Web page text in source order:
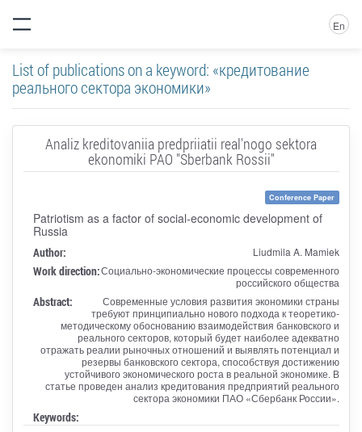
En
List of publications on a keyword: «кредитование
реального сектора экономики»
Analiz kreditovaniia predpriiatii real'nogo sektora
ekonomiki PAO "Sberbank Rossii"
Conference Paper
Patriotism as a factor of social-economic development of
Russia
Author: Liudmila A. Mamiek
Work direction:Социально-экономические процессы современного
российского общества
Abstract:
Современные условия развития экономики страны
требуют принципиально нового подхода к теоретико-
методическому обоснованию взаимодействия банковского и
реального секторов, который будет наиболее адекватно
отражать реалии рыночных отношений и выявлять потенциал и
резервы банковского сектора, способствуя достижению
устойчивого экономического роста в реальной экономике. В
статье проведен анализ кредитования предприятий реального
сектора экономики ПАО «Сбербанк России».
Keywords: